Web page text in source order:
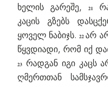
ხელის გარეშე,
21
კაცის გზებს
ყოველ ნაბიჯს.22 არ
წყვდიადი, რომ იქ
23რადგან იგი კაცს
ღმერთთან